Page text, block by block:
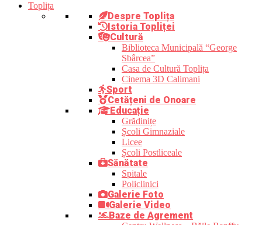
Toplița
Despre Toplița
Istoria Topliței
Cultură
Biblioteca Municipală “George
Sbârcea”
Casa de Cultură Toplița
Cinema 3D Calimani
Sport
Cetățeni de Onoare
Educație
Grădinițe
Școli Gimnaziale
Licee
Școli Postliceale
Sănătate
Spitale
Policlinici
Galerie Foto
Galerie Video
Baze de Agrement